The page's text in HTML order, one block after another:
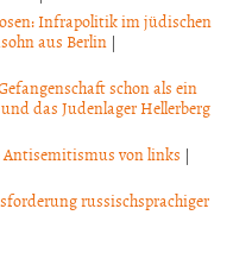
Infrapolitik im jüdischen
aus Berlin |
schon als ein
das Judenlager Hellerberg
Antisemitismus von links |
russischsprachiger